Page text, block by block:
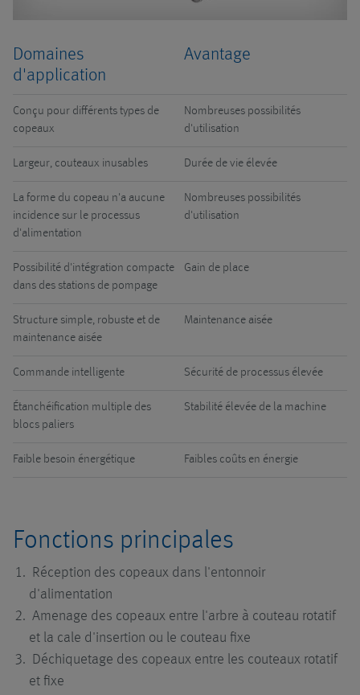
Domaines
d'application
Avantage
Conçu pour différents types de
copeaux
Nombreuses possibilités
d'utilisation
Largeur, couteaux inusables Durée de vie élevée
La forme du copeau n'a aucune
incidence sur le processus
d'alimentation
Nombreuses possibilités
d'utilisation
Possibilité d'intégration compacte
dans des stations de pompage
Gain de place
Structure simple, robuste et de
maintenance aisée
Maintenance aisée
Commande intelligente Sécurité de processus élevée
Étanchéification multiple des
blocs paliers
Stabilité élevée de la machine
Faible besoin énergétique Faibles coûts en énergie
Fonctions principales
Réception des copeaux dans l'entonnoir
d'alimentation
Amenage des copeaux entre l'arbre à couteau rotatif
et la cale d'insertion ou le couteau fixe
Déchiquetage des copeaux entre les couteaux rotatif
et fixe